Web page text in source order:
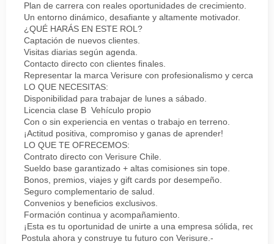
Plan de carrera con reales oportunidades de crecimiento.
Un entorno dinámico, desafiante y altamente motivador.
¿QUÉ HARÁS EN ESTE ROL?
Captación de nuevos clientes.
Visitas diarias según agenda.
Contacto directo con clientes finales.
Representar la marca Verisure con profesionalismo y cercanía.
LO QUE NECESITAS:
Disponibilidad para trabajar de lunes a sábado.
Licencia clase B Vehículo propio
Con o sin experiencia en ventas o trabajo en terreno.
¡Actitud positiva, compromiso y ganas de aprender!
LO QUE TE OFRECEMOS:
Contrato directo con Verisure Chile.
Sueldo base garantizado + altas comisiones sin tope.
Bonos, premios, viajes y gift cards por desempeño.
Seguro complementario de salud.
Convenios y beneficios exclusivos.
Formación continua y acompañamiento.
¡Esta es tu oportunidad de unirte a una empresa sólida,
Postula ahora y construye tu futuro con Verisure.-